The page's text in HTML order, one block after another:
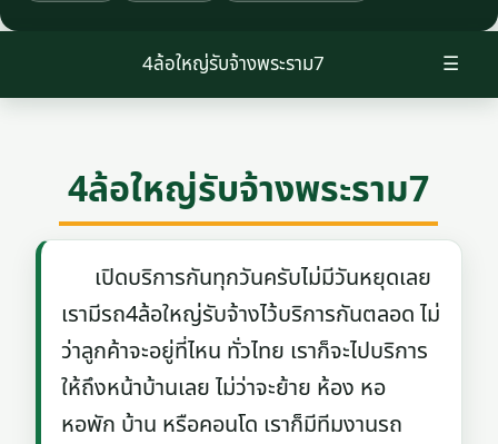
☰
4ล้อใหญ่รับจ้างพระราม7
4ล้อใหญ่รับจ้างพระราม7
เปิดบริการกันทุกวันครับไม่มีวันหยุดเลย
เรามีรถ4ล้อใหญ่รับจ้างไว้บริการกันตลอด ไม่
ว่าลูกค้าจะอยู่ที่ไหน ทั่วไทย เราก็จะไปบริการ
ให้ถึงหน้าบ้านเลย ไม่ว่าจะย้าย ห้อง หอ
หอพัก บ้าน หรือคอนโด เราก็มีทีมงานรถ